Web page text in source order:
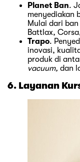
Planet Ban.
menyediakan
Mulai dari
Battlax,
Trapo.
inovasi,
produk di
vacuum, dan
6. Layanan